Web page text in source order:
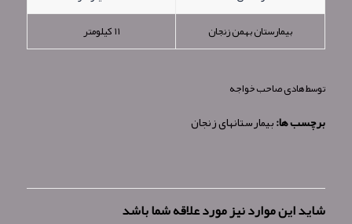
بیمارستان بهمن زنجان
۱۱ کیلومتر
توسطهادی صاحب خواجه
برچسب ها:بیمارستانهای زنجان
شاید این موارد نیز مورد علاقه شما باشد